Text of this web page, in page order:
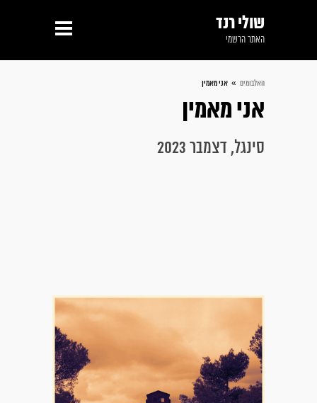
שולי רנד
האתר הרשמי
האלבומים » אני מאמין
אני מאמין
סינגל, דצמבר 2023